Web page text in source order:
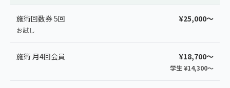
施術回数券 5回
お試し
¥25,000〜
施術 月4回会員 ¥18,700〜
学生 ¥14,300〜